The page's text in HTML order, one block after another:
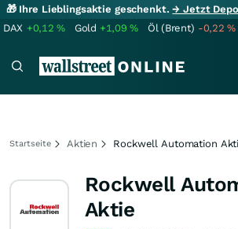
🎁 Ihre Lieblingsaktie geschenkt.→ Jetzt
DAX +0,12% Gold +1,09% Öl (Brent) -0,22%
Startseite Aktien Rockwell Automation
Rockwell
Aktie